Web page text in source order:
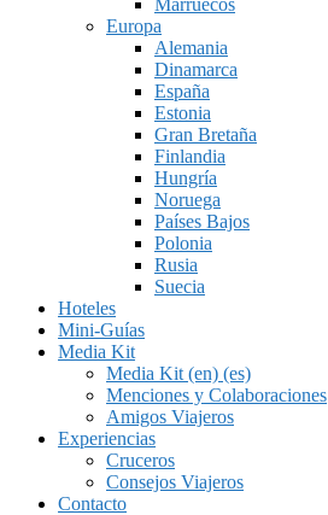
Marruecos
Europa
Alemania
Dinamarca
España
Estonia
Gran Bretaña
Finlandia
Hungría
Noruega
Países Bajos
Polonia
Rusia
Suecia
Hoteles
Mini-Guías
Media Kit
Media Kit (en) (es)
Menciones y Colaboraciones
Amigos Viajeros
Experiencias
Cruceros
Consejos Viajeros
Contacto